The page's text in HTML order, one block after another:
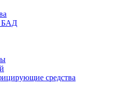
БАД
средства